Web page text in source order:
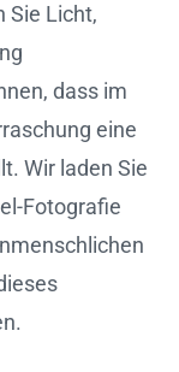
Sie Licht,
dass im
eine
Wir laden Sie
Fotografie